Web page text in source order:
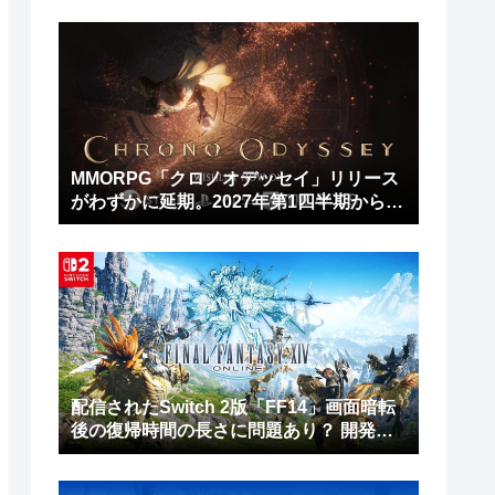
MMORPG「クロノオデッセイ」リリース
がわずかに延期。2027年第1四半期から第
2四半期に
配信されたSwitch 2版「FF14」画面暗転
後の復帰時間の長さに問題あり？ 開発チ
ームは修正作業を進行中